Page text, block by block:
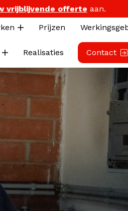
vrijblijvende offerte aan.
Prijzen
Realisaties Contact